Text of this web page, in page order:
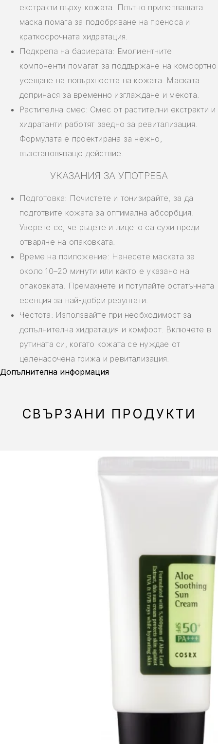
екстракти върху кожата. Плътно прилепващата
маска помага за подобряване на преноса и
краткосрочната хидратация.
Подкрепа на бариерата: Емолиентните
компоненти помагат за поддържане на комфортно
усещане на повърхността на кожата. Маската
допринася за временно изглаждане и мекота.
Растителна смес: Смес от растителни екстракти и
хидратанти работят заедно за ревитализация.
Формулата е проектирана за нежно,
възстановяващо действие.
УКАЗАНИЯ ЗА УПОТРЕБА
Подготовка: Почистете и тонизирайте, за да
подготвите кожата за оптимална абсорбция.
Уверете се, че ръцете и лицето са сухи преди
отваряне на опаковката.
Време на приложение: Нанесете маската за
около 10–20 минути или както е указано на
опаковката. Премахнете и потупайте остатъчната
есенция за най-добри резултати.
Честота: Използвайте при необходимост за
допълнителна хидратация и комфорт. Включете в
рутината си, когато кожата се нуждае от
целенасочена грижа и ревитализация.
Допълнителна информация
СВЪРЗАНИ ПРОДУКТИ